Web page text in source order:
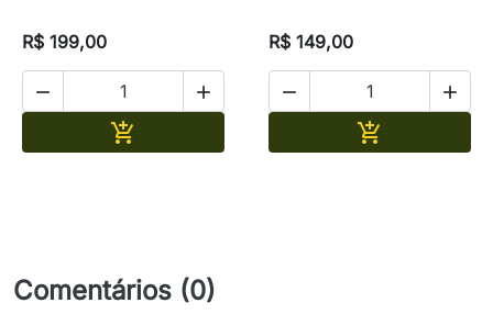
R$ 199,00
 

R$ 149,00
 

Comentários (0)